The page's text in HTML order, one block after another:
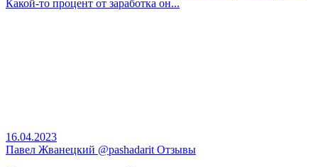
Какой-то процент от заработка он...
16.04.2023
Павел Жванецкий @pashadarit Отзывы